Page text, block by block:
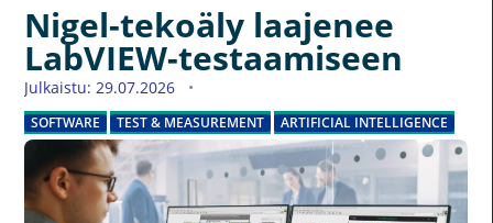
Nigel-tekoäly laajenee
LabVIEW-testaamiseen
Julkaistu: 29.07.2026
SOFTWARE TEST & MEASUREMENT ARTIFICIAL INTELLIGENCE